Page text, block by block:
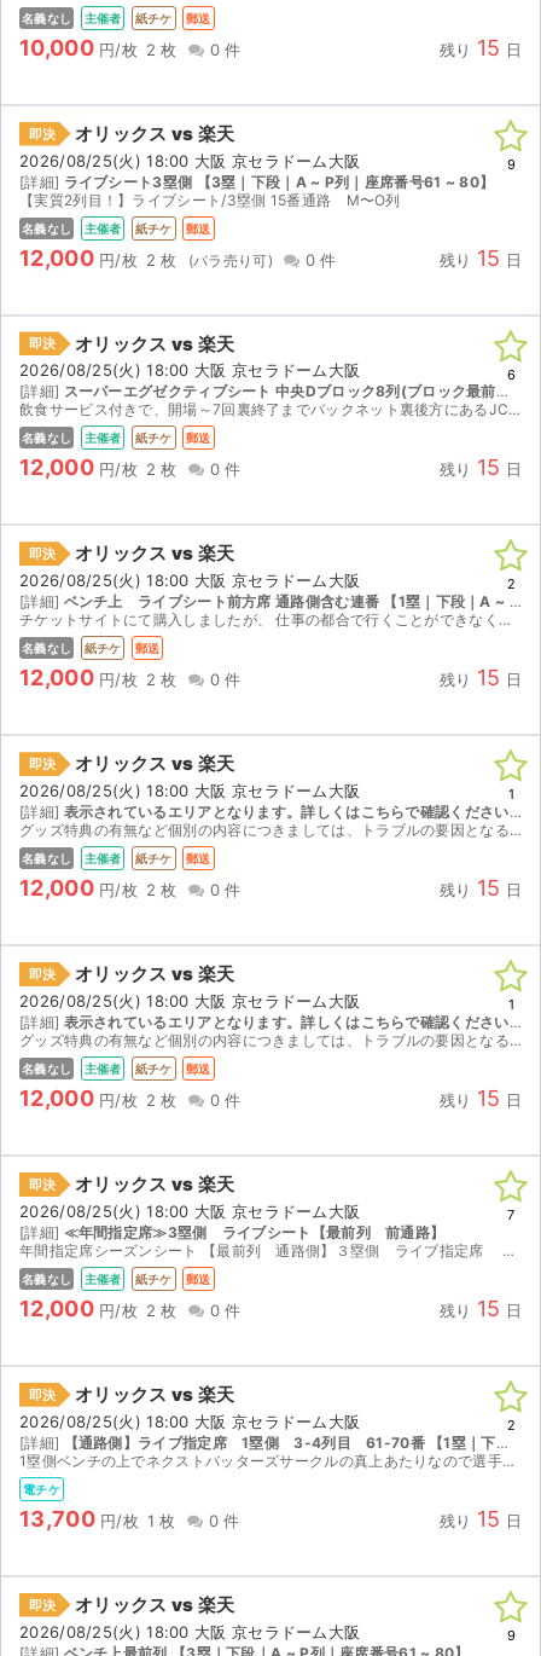
名義なし 主催者 紙チケ 郵送
10,000 円/枚 2 枚 0 件 残り 15 日
即決 オリックス vs 楽天
2026/08/25(火) 18:00 大阪 京セラドーム大阪
[詳細] ライブシート3塁側 【3塁｜下段｜A ~ P列｜座席番号61 ~ 80】
【実質2列目！】ライブシート/3塁側 15番通路 M〜O列
名義なし 主催者 紙チケ 郵送
12,000 円/枚 2 枚 0 件 残り 15 日
9
即決 オリックス vs 楽天
2026/08/25(火) 18:00 大阪 京セラドーム大阪
[詳細] スーパーエグゼクティブシート 中央Dブロック8列(ブロック最前列) 【中央｜8 ~ 17列｜座席番号61 ~ 80】
飲食サービス付きで、開場～7回裏終了までバックネット裏後方にあるJCB オリジナルシリーズラウンジをご利用いただけます。 中止により、チケットが無効となった場合はチケット返却後、送料と手数料を...
名義なし 主催者 紙チケ 郵送
12,000 円/枚 2 枚 0 件 残り 15 日
6
即決 オリックス vs 楽天
2026/08/25(火) 18:00 大阪 京セラドーム大阪
[詳細] ベンチ上 ライブシート前方席 通路側含む連番 【1塁｜下段｜A ~ P列｜座席番号101 ~ 120】
チケットサイトにて購入しましたが、 仕事の都合で行くことができなくなりましたので出品させていただきます。 ベンチ上の前方席(最前列ではありません) 左が通路の前方席ですので、カメラ撮影にも適して...
名義なし 紙チケ 郵送
12,000 円/枚 2 枚 0 件 残り 15 日
2
即決 オリックス vs 楽天
2026/08/25(火) 18:00 大阪 京セラドーム大阪
[詳細] 表示されているエリアとなります。詳しくはこちらで確認ください→https://www.kyoceradome-osaka.jp/seat/pdf/kyoceradome_seat.pdf 【1塁｜下段｜A ~ P列｜座席番号61 ~ 80】
グッズ特典の有無など個別の内容につきましては、トラブルの要因となるためお答えを控えさせていただいております。お手数ですが、チケット情報をご確認のうえ、球団公式ホームページにてご自身でご確認くださ...
名義なし 主催者 紙チケ 郵送
12,000 円/枚 2 枚 0 件 残り 15 日
1
即決 オリックス vs 楽天
2026/08/25(火) 18:00 大阪 京セラドーム大阪
[詳細] 表示されているエリアとなります。詳しくはこちらで確認ください→https://www.kyoceradome-osaka.jp/seat/pdf/kyoceradome_seat.pdf 【1塁｜下段｜A ~ P列｜座席番号61 ~ 80】
グッズ特典の有無など個別の内容につきましては、トラブルの要因となるためお答えを控えさせていただいております。お手数ですが、チケット情報をご確認のうえ、球団公式ホームページにてご自身でご確認くださ...
名義なし 主催者 紙チケ 郵送
12,000 円/枚 2 枚 0 件 残り 15 日
1
即決 オリックス vs 楽天
2026/08/25(火) 18:00 大阪 京セラドーム大阪
[詳細] ≪年間指定席≫3塁側 ライブシート【最前列 前通路】
年間指定席シーズンシート 【最前列 通路側】３塁側 ライブ指定席 アルファベット列の最前列107番～148番までの間 階段通路横を含む２枚連番です（３塁側ベンチ付近）。 ※Bs夏の...
名義なし 主催者 紙チケ 郵送
12,000 円/枚 2 枚 0 件 残り 15 日
7
即決 オリックス vs 楽天
2026/08/25(火) 18:00 大阪 京セラドーム大阪
[詳細]
【通路側】ライブ指定席 1塁側 3-4列目 61-70番 【1塁｜下段｜A ~ P列｜座席番号61 ~ 80】
1塁側ベンチの上でネクストバッターズサークルの真上あたりなので選手がかなり近くで見れます。 セブンイレブンでの発券です。 発券番号をお伝えしますので、ご自身のご都合良いタイミング、店舗にて発...
電チケ
13,700 円/枚 1 枚 0 件 残り 15 日
2
即決 オリックス vs 楽天
2026/08/25(火) 18:00 大阪 京セラドーム大阪 9